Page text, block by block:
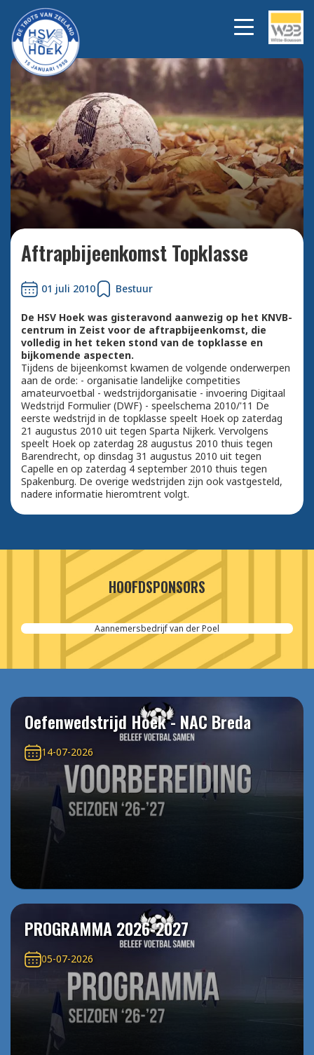
Bekijk alle foto's
Aftrapbijeenkomst Topklasse
01 juli 2010 Bestuur
De HSV Hoek was gisteravond aanwezig op het KNVB-
centrum in Zeist voor de aftrapbijeenkomst, die
volledig in het teken stond van de topklasse en
bijkomende aspecten.
Tijdens de bijeenkomst kwamen de volgende onderwerpen
aan de orde: - organisatie landelijke competities
amateurvoetbal - wedstrijdorganisatie - invoering Digitaal
Wedstrijd Formulier (DWF) - speelschema 2010/'11 De
eerste wedstrijd in de topklasse speelt Hoek op zaterdag
21 augustus 2010 uit tegen Sparta Nijkerk. Vervolgens
speelt Hoek op zaterdag 28 augustus 2010 thuis tegen
Barendrecht, op dinsdag 31 augustus 2010 uit tegen
Capelle en op zaterdag 4 september 2010 thuis tegen
Spakenburg. De overige wedstrijden zijn ook vastgesteld,
nadere informatie hieromtrent volgt.
HOOFDSPONSORS
Aannemersbedrijf van der Poel
Oefenwedstrijd Hoek - NAC Breda
14-07-2026
PROGRAMMA 2026-2027
05-07-2026